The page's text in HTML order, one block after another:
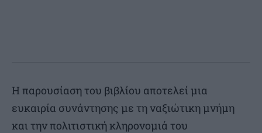
Η παρουσίαση του βιβλίου αποτελεί μια
ευκαιρία συνάντησης με τη ναξιώτικη μνήμη
και την πολιτιστική κληρονομιά του